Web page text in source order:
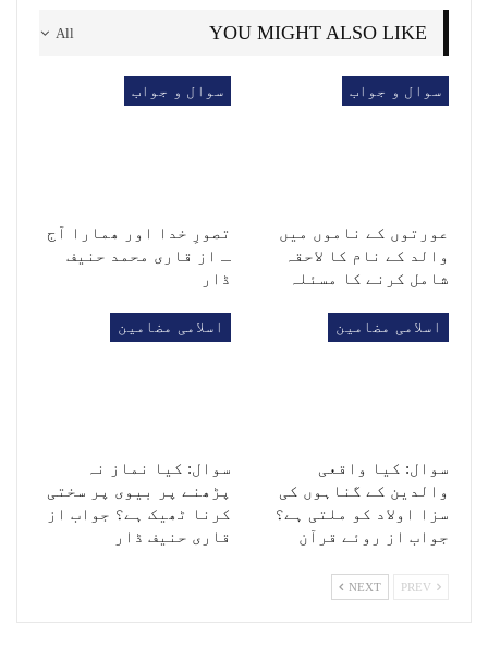
All YOU MIGHT ALSO LIKE
سوال و جواب
عورتوں کے ناموں میں
والد کے نام کا لاحقہ
شامل کرنے کا مسئلہ
سوال و جواب
تصورِ خدا اور ھمارا آج
ـ از قاری محمد حنیف
ڈار
اسلامی مضامین
سوال: کیا واقعی
والدین کے گناہوں کی
سزا اولاد کو ملتی ہے؟
جواب از روئے قرآن
اسلامی مضامین
سوال: کیا نماز نہ
پڑھنے پر بیوی پر سختی
کرنا ٹھیک ہے؟ جواب از
قاری حنیف ڈار
NEXT